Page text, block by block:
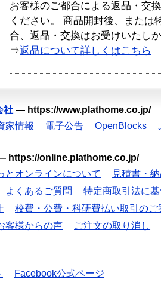
お客様のご都合による返品・交
ください。 商品開封後、または
合、返品・交換はお受けいたし
⇒返品について詳しくはこちら
社 — https://www.plathome.co.jp/
家情報 電子公告 OpenBlocks
https://online.plathome.co.jp/
とオンラインについて
見積書・
よくあるご質問
特定商取引法に
校費・公費・科研費払い取引のご
客様からの声 ご注文の取り消し
Facebook公式ページ